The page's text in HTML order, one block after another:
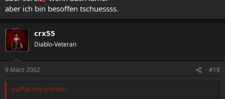
aber ich bin besoffen tschuessss.
crx55
Diablo-Veteran
9 März 2002 #18
palPat1ne schrieb: